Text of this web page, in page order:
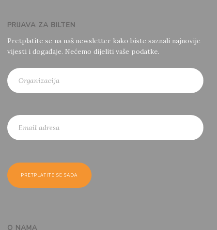
PRIJAVA ZA BILTEN
Pretplatite se na naš newsletter kako biste saznali najnovije
vijesti i događaje. Nećemo dijeliti vaše podatke.
O NAMA